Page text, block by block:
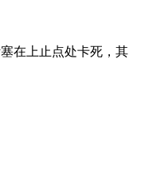
在上止点处卡死，其